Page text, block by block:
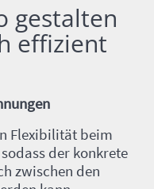
gestalten
effizient
Flexibilität beim
der konkrete
zwischen den